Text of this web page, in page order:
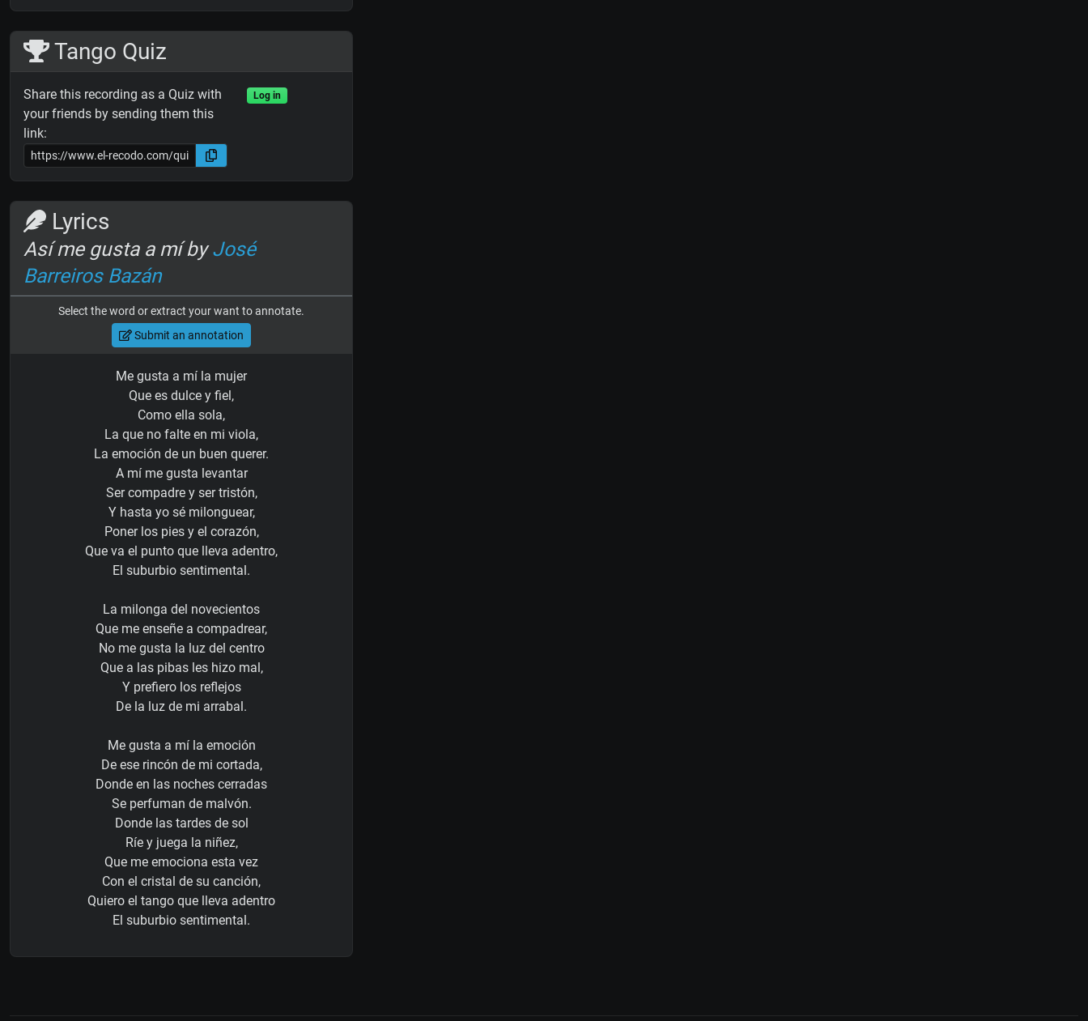
Tango Quiz
Share this recording as a Quiz with
your friends by sending them this
link:
Log in
Lyrics
Así me gusta a mí byJosé
Barreiros Bazán
Select the word or extract your want to annotate.
Submit an annotation
Me gusta a mí la mujer
Que es dulce y fiel,
Como ella sola,
La que no falte en mi viola,
La emoción de un buen querer.
A mí me gusta levantar
Ser compadre y ser tristón,
Y hasta yo sé milonguear,
Poner los pies y el corazón,
Que va el punto que lleva adentro,
El suburbio sentimental.
La milonga del novecientos
Que me enseñe a compadrear,
No me gusta la luz del centro
Que a las pibas les hizo mal,
Y prefiero los reflejos
De la luz de mi arrabal.
Me gusta a mí la emoción
De ese rincón de mi cortada,
Donde en las noches cerradas
Se perfuman de malvón.
Donde las tardes de sol
Ríe y juega la niñez,
Que me emociona esta vez
Con el cristal de su canción,
Quiero el tango que lleva adentro
El suburbio sentimental.